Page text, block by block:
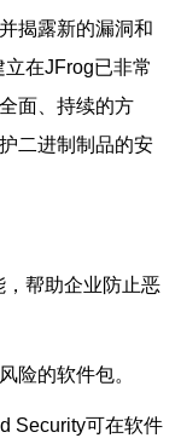
揭露新的漏洞和
在JFrog已非常
面、持续的方
二进制制品的安
帮助企业防止恶
险的软件包。
Security可在软件